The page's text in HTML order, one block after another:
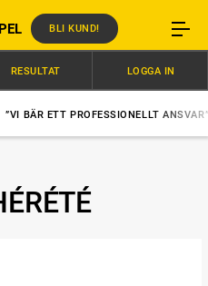
BLI KUND!
ETT PROFESSIONELLT ANSVAR”
RESULTAT LOGGA IN